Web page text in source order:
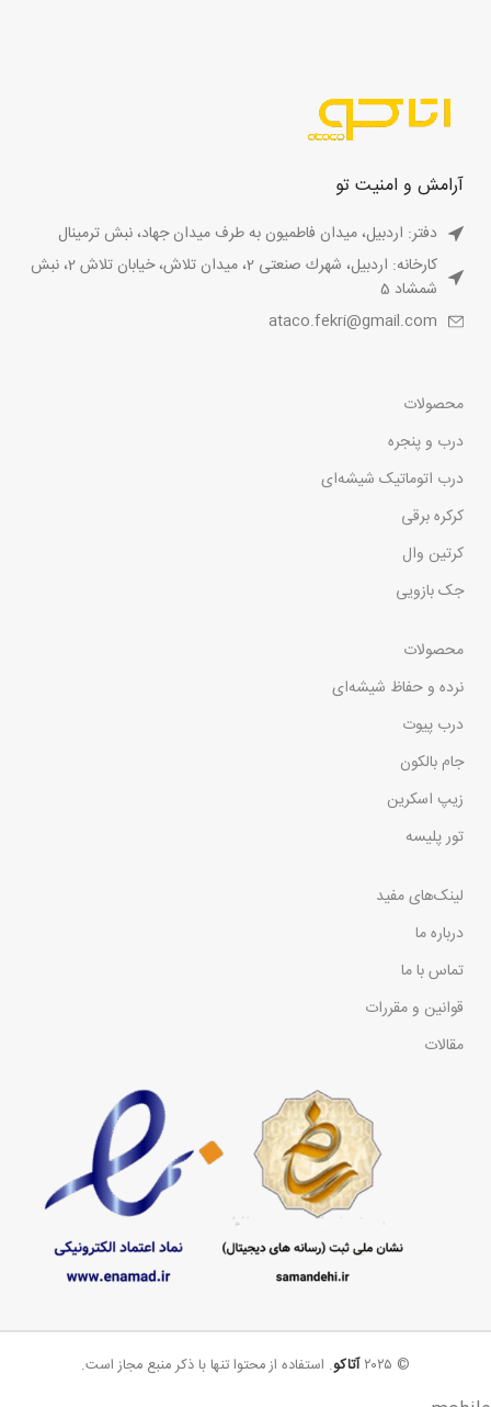
آرامش و امنیت تو
دفتر: اردبیل، میدان فاطمیون به طرف میدان جهاد، نبش ترمینال
کارخانه: اردبیل، شهرك صنعتى 2، ميدان تلاش، خيابان تلاش 2، نبش
شمشاد 5
ataco.fekri@gmail.com
محصولات
درب و پنجره
درب اتوماتیک شیشه‌ای
کرکره برقی
کرتین وال
جک بازویی
محصولات
نرده و حفاظ شیشه‌ای
درب پیوت
جام بالکون
زیپ اسکرین
تور پلیسه
لینک‌های مفید
درباره ما
تماس با ما
قوانین و مقررات
مقالات
© ۲۰۲۵ آتاکو. استفاده از محتوا تنها با ذکر منبع مجاز است.